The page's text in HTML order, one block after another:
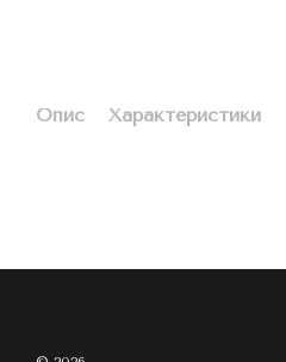
Опис Характеристики